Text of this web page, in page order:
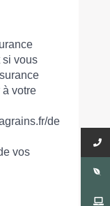
si vous
votre
de
vos